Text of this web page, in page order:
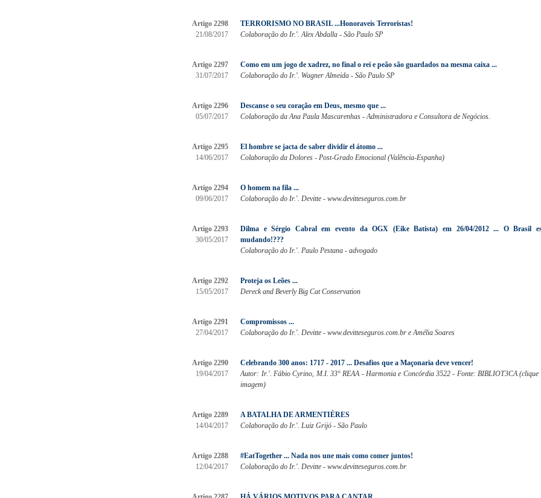
Artigo 2298
21/08/2017
TERRORISMO NO BRASIL ...Honoraveis Terroristas!
Colaboração do Ir.'. Alex Abdalla - São Paulo SP
Artigo 2297
31/07/2017
Como em um jogo de xadrez, no final o rei e peão são guardados na mesma caixa ...
Colaboração do Ir.'. Wagner Almeida - São Paulo SP
Artigo 2296
05/07/2017
Descanse o seu coração em Deus, mesmo que ...
Colaboração da Ana Paula Mascarenhas - Administradora e Consultora de Negócios.
Artigo 2295
14/06/2017
El hombre se jacta de saber dividir el átomo ...
Colaboração da Dolores - Post-Grado Emocional (Valência-Espanha)
Artigo 2294
09/06/2017
O homem na fila ...
Colaboração do Ir.'. Devitte - www.devitteseguros.com.br
Artigo 2293
30/05/2017
Dilma e Sérgio Cabral em evento da OGX (Eike Batista) em 26/04/2012 ... O Brasil
mudando!???
Colaboração do Ir.'. Paulo Pestana - advogado
Artigo 2292
15/05/2017
Proteja os Leões ...
Dereck and Beverly Big Cat Conservation
Artigo 2291
27/04/2017
Compromissos ...
Colaboração do Ir.'. Devitte - www.devitteseguros.com.br e Amélia Soares
Artigo 2290
19/04/2017
Celebrando 300 anos: 1717 - 2017 ... Desafios que a Maçonaria deve vencer!
Autor: Ir.'. Fábio Cyrino, M.I. 33° REAA - Harmonia e Concórdia 3522 - Fonte: BIBLIOT3CA (clique
imagem)
Artigo 2289
14/04/2017
A BATALHA DE ARMENTIÈRES
Colaboração do Ir.'. Luiz Grijó - São Paulo
Artigo 2288
12/04/2017
#EatTogether ... Nada nos une mais como comer juntos!
Colaboração do Ir.'. Devitte - www.devitteseguros.com.br